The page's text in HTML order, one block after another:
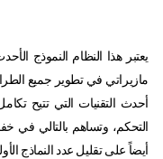
يعتبر هذا النظام النموذج
مازيراتي في تطوير جميع
أحدث التقنيات التي تتيح
التحكم، وتساهم بالتالي في
أيضاً على تقليل عدد النماذج